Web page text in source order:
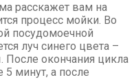
расскажет вам на
процесс мойки. Во
посудомоечной
луч синего цвета –
окончания цикла
5 минут, а после